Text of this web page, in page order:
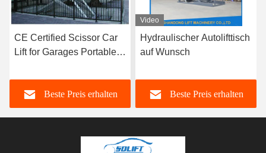
Video
Hydraulischer Autolifttisch
auf Wunsch
Beste Preis erhalten
Video
Hydraulischer Scherelift
für den Parkplatz einer
Beste Preis erhalten